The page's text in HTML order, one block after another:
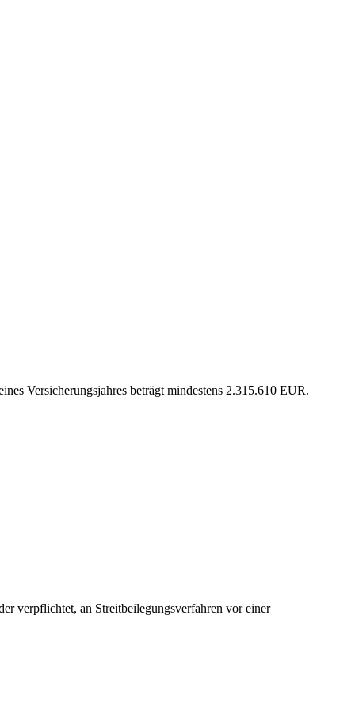
Versicherungsjahres beträgt mindestens 2.315.610 EUR.
verpflichtet, an Streitbeilegungsverfahren vor einer